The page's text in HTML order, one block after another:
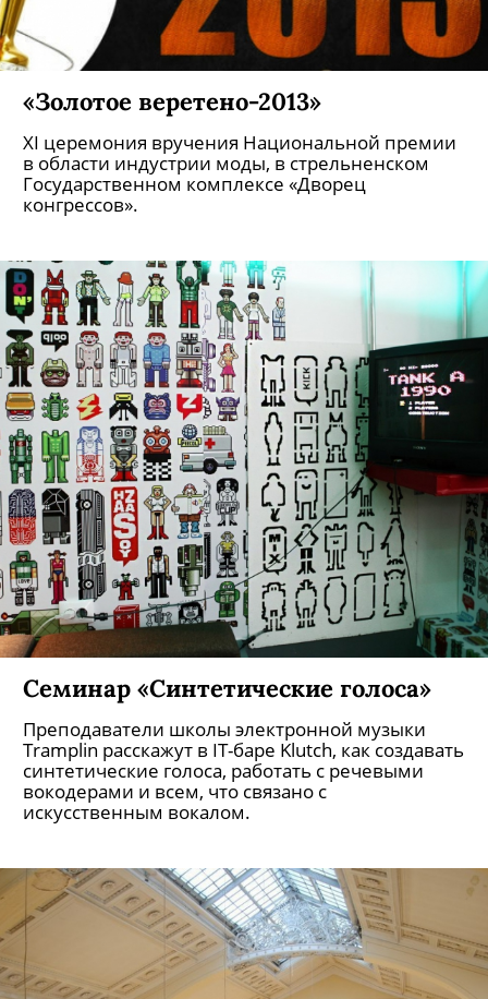
«Золотое веретено-2013»
XI церемония вручения Национальной премии
в области индустрии моды, в стрельненском
Государственном комплексе «Дворец
конгрессов».
Семинар «Синтетические голоса»
Преподаватели школы электронной музыки
Tramplin расскажут в IT-баре Klutch, как создавать
синтетические голоса, работать с речевыми
вокодерами и всем, что связано с
искусственным вокалом.